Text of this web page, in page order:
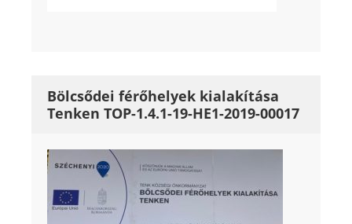
Bölcsődei férőhelyek kialakítása
Tenken TOP-1.4.1-19-HE1-2019-00017